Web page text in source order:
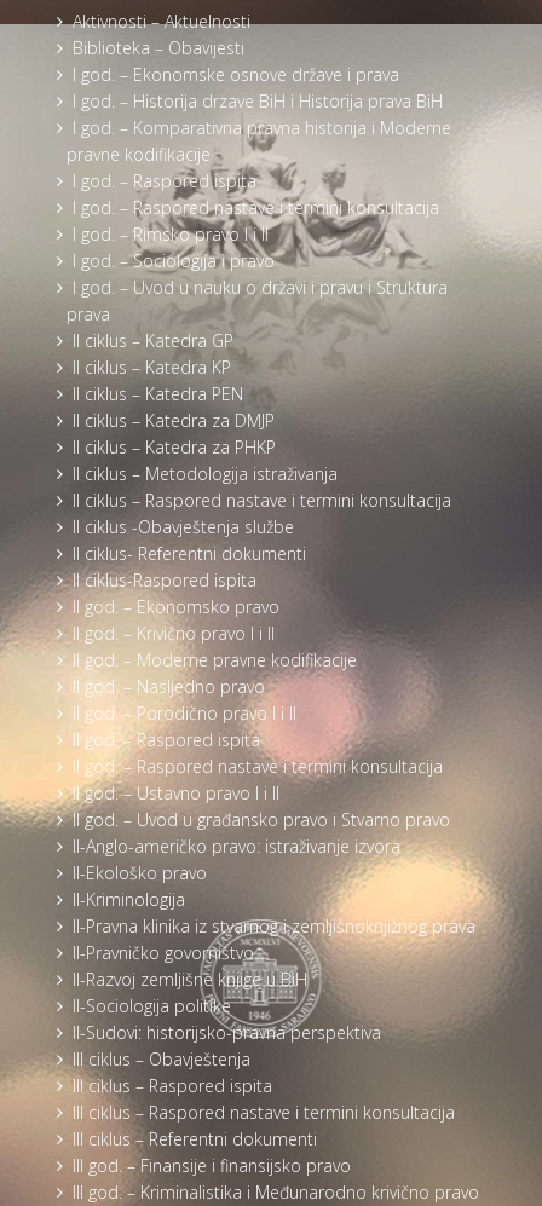
Aktivnosti – Aktuelnosti
Biblioteka – Obavijesti
I god. – Ekonomske osnove države i prava
I god. – Historija drzave BiH i Historija prava BiH
I god. – Komparativna pravna historija i Moderne
pravne kodifikacije
I god. – Raspored ispita
I god. – Raspored nastave i termini konsultacija
I god. – Rimsko pravo I i II
I god. – Sociologija i pravo
I god. – Uvod u nauku o državi i pravu i Struktura
prava
II ciklus – Katedra GP
II ciklus – Katedra KP
II ciklus – Katedra PEN
II ciklus – Katedra za DMJP
II ciklus – Katedra za PHKP
II ciklus – Metodologija istraživanja
II ciklus – Raspored nastave i termini konsultacija
II ciklus -Obavještenja službe
II ciklus- Referentni dokumenti
II ciklus-Raspored ispita
II god. – Ekonomsko pravo
II god. – Krivično pravo I i II
II god. – Moderne pravne kodifikacije
II god. – Nasljedno pravo
II god. – Porodično pravo I i II
II god. – Raspored ispita
II god. – Raspored nastave i termini konsultacija
II god. – Ustavno pravo I i II
II god. – Uvod u građansko pravo i Stvarno pravo
II-Anglo-američko pravo: istraživanje izvora
II-Ekološko pravo
II-Kriminologija
II-Pravna klinika iz stvarnog i zemljišnoknjižnog prava
II-Pravničko govorništvo
II-Razvoj zemljišne knjige u BiH
II-Sociologija politike
II-Sudovi: historijsko-pravna perspektiva
III ciklus – Obavještenja
III ciklus – Raspored ispita
III ciklus – Raspored nastave i termini konsultacija
III ciklus – Referentni dokumenti
III god. – Finansije i finansijsko pravo
III god. – Kriminalistika i Međunarodno krivično pravo